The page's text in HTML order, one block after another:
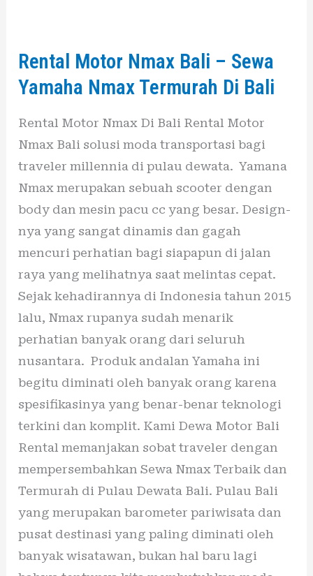
Rental Motor Nmax Bali – Sewa
Yamaha Nmax Termurah Di Bali
Rental Motor Nmax Di Bali Rental Motor
Nmax Bali solusi moda transportasi bagi
traveler millennia di pulau dewata. Yamana
Nmax merupakan sebuah scooter dengan
body dan mesin pacu cc yang besar. Design-
nya yang sangat dinamis dan gagah
mencuri perhatian bagi siapapun di jalan
raya yang melihatnya saat melintas cepat.
Sejak kehadirannya di Indonesia tahun 2015
lalu, Nmax rupanya sudah menarik
perhatian banyak orang dari seluruh
nusantara. Produk andalan Yamaha ini
begitu diminati oleh banyak orang karena
spesifikasinya yang benar-benar teknologi
terkini dan komplit. Kami Dewa Motor Bali
Rental memanjakan sobat traveler dengan
mempersembahkan Sewa Nmax Terbaik dan
Termurah di Pulau Dewata Bali. Pulau Bali
yang merupakan barometer pariwisata dan
pusat destinasi yang paling diminati oleh
banyak wisatawan, bukan hal baru lagi
Di